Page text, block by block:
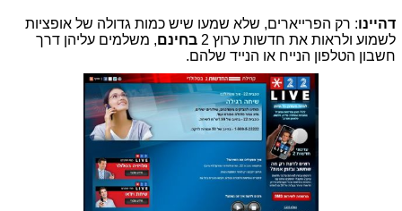
דהיינו: רק הפרייארים, שלא שמעו שיש כמות גדולה של אופציות
לשמוע ולראות את חדשות ערוץ 2
בחינם, משלמים עליהן דרך
חשבון הטלפון הנייח או הנייד שלהם.